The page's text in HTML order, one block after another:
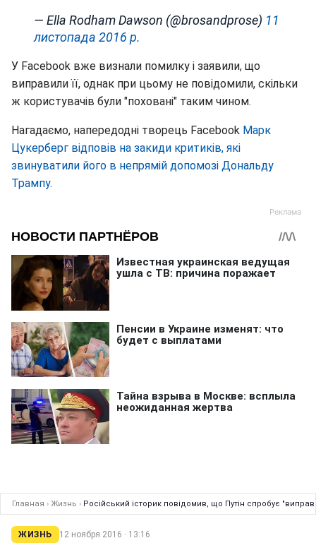
— Ella Rodham Dawson (@brosandprose) 11
листопада 2016 р.
У Facebook вже визнали помилку і заявили, що
виправили її, однак при цьому не повідомили, скільки
ж користувачів були "поховані" таким чином.
Нагадаємо, напередодні творець Facebook Марк
Цукерберг відповів на закиди критиків, які
звинуватили його в непрямій допомозі Дональду
Трампу.
Главная › Жизнь › Російський історик повідомив, що Путін спробує
ЖИЗНЬ 12 ноября 2016 · 13:16